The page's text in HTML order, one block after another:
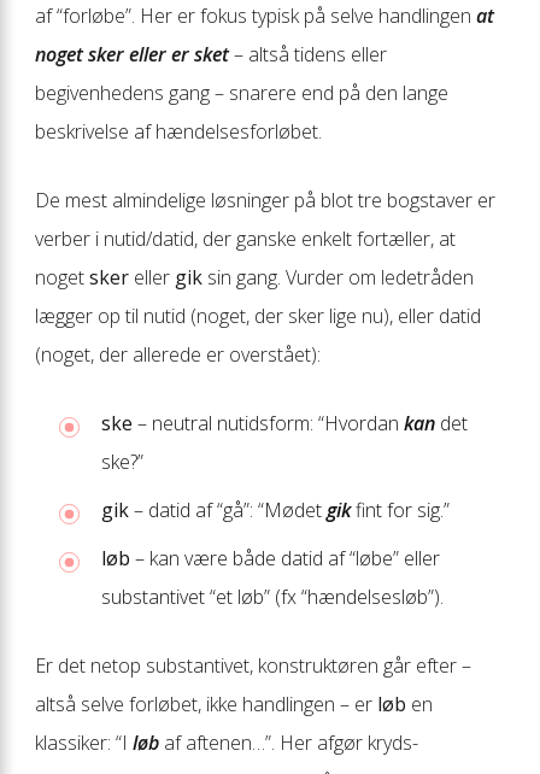
af “forløbe”. Her er fokus typisk på selve handlingen at
noget sker eller er sket– altså tidens eller
begivenhedens gang – snarere end på den lange
beskrivelse af hændelses­forløbet.
De mest almindelige løsninger på blot tre bogstaver er
verber i nutid/datid, der ganske enkelt fortæller, at
nogetsker eller gik sin gang. Vurder om ledetråden
lægger op til nutid (noget, der sker lige nu), eller datid
(noget, der allerede er overstået):
ske – neutral nutidsform: “Hvordan kan det
ske?”
gik– datid af “gå”: “Mødetgikfint for sig.”
løb – kan være både datid af “løbe” eller
substantivet “et løb” (fx “hændelses­løb”).
Er det netop substantivet, konstruktøren går efter –
altså selve forløbet, ikke handlingen – er løb en
klassiker: “I løb af aftenen…”. Her afgør kryds­